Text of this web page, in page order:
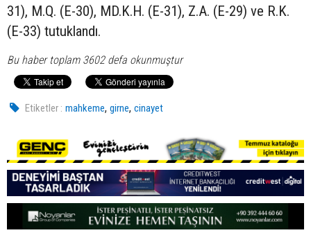
31), M.Q. (E-30), MD.K.H. (E-31), Z.A. (E-29) ve R.K.
(E-33) tutuklandı.
Bu haber toplam 3602 defa okunmuştur
Etiketler : mahkeme,girne,cinayet